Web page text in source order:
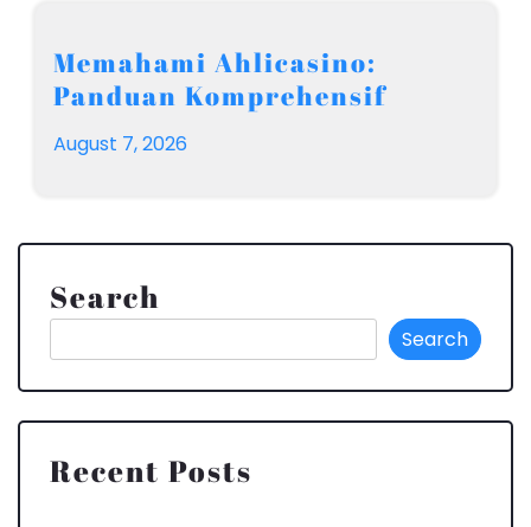
Memahami Ahlicasino:
Panduan Komprehensif
August 7, 2026
Search
Search
Recent Posts